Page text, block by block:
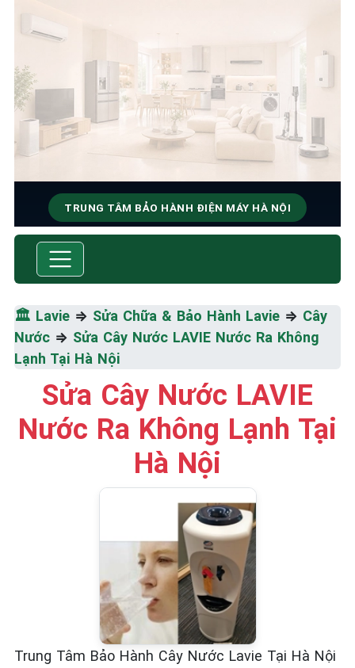
TRUNG TÂM BẢO HÀNH ĐIỆN MÁY HÀ NỘI
SỬA CHỮA & BẢO HÀNH LAVIE
Tốc Độ Tối Đa • Chất Lượng Tối Ưu • Chi Phí Tối
☎️ 09.86.85.89.22
🏛️ Lavie ⇒ Sửa Chữa & Bảo Hành Lavie ⇒ Cây
Nước ⇒ Sửa Cây Nước LAVIE Nước Ra Không
Lạnh Tại Hà Nội
Sửa Cây Nước LAVIE
Nước Ra Không Lạnh Tại
Hà Nội
Trung Tâm Bảo Hành Cây Nước Lavie Tại Hà Nội